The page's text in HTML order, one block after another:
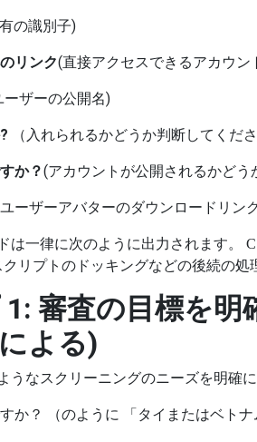
の識別子)
リンク(直接アクセスできるアカウン
ーザーの公開名)
（入れられるかどうか判断してくださ
か？(アカウントが公開されるかどう
ーザーアバターのダウンロードリン
は一律に次のように出力されます。
クリプトのドッキングなどの後続の処
審査の目標を明
よる)
うなスクリーニングのニーズを明確に
か？ （のように 「タイまたはベト